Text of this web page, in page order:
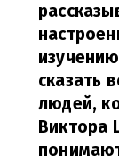
сказать
людей,
Виктора